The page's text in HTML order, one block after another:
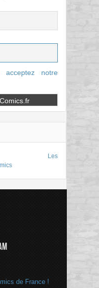
acceptez notre
Les
de France !